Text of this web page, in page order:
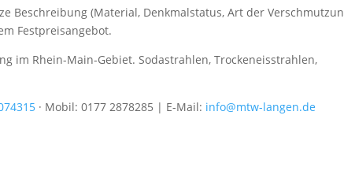
Beschreibung (Material, Denkmalstatus, Art der
Festpreisangebot.
im Rhein-Main-Gebiet. Sodastrahlen, Trockeneisstrahlen,
· Mobil: 0177 2878285 | E-Mail: info@mtw-langen.de